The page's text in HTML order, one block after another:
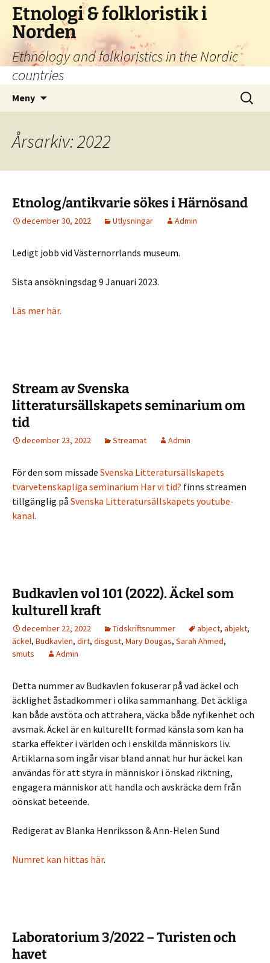
Hoppa
innehåll
Etnologi & folkloristik i
Norden
Ethnology and folkloristics in the Nordic
countries
Meny
Sök
efter:
Årsarkiv: 2022
Etnolog/antikvarie sökes i Härnösand
december 30, 2022 Utlysningar Admin
Ledigt jobb vid Västernorrlands museum.
Sista ansökningsdag 9 Januari 2023.
Läs mer här.
Stream av Svenska
litteratursällskapets seminarium om
tid
december 23, 2022 Streamat Admin
För den som missade Svenska Litteratursällskapets
tvärvetenskapliga seminarium Har vi tid? finns streamen
tillgänglig på Svenska Litteratursällskapets youtube-
kanal.
Budkavlen vol 101 (2022). Äckel som
kulturell kraft
december 22, 2022 Tidskriftsnummer abject, abjekt,
äckel, Budkavlen, dirt, disgust, Mary Dougas, Sarah Ahmed,
smuts
Admin
Detta nummer av Budkavlen fokuserar på vad äckel och
äcklighet åstadkommer i olika sammanhang. Det äckliga
kan både avstöta och attrahera, väcka både nyfikenhet och
avsmak. Äckel är en kulturellt formad känsla som kan ha
starka effekter i världen och i enskilda människors liv.
Artiklarna som ingår visar bland annat hur hur äckel kan
användas för att styra in människor i önskad riktning,
engagera människor att handla och avskräcka dem från
oönskat beteende.
Redigerat av Blanka Henriksson & Ann-Helen Sund
Numret kan hittas här.
Laboratorium 3/2022 – Turisten och
havet